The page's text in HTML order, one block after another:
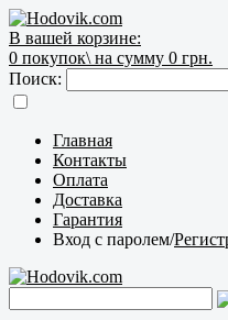
В вашей корзине:
0 покупок\ на сумму 0 грн.
Поиск:
Главная
Контакты
Оплата
Доставка
Гарантия
Вход с паролем/